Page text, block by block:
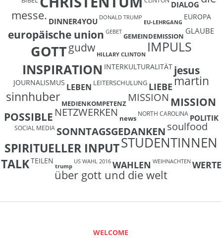
DIALOG
messe. DINNER4YOU DONALD TRUMP
EU-LEHRGANG
EUROPA
europäische union GEBET GEMEINDEMISSION
GLAUBE
GOTTgudw HILLARY CLINTON IMPULS
INSPIRATION INTERKULTURALITÄT jesus
JOURNALISMUS LEBEN LEITERSCHULUNG LIEBEmartin
sinnhuber MEDIENKOMPETENZ MISSION MISSION
POSSIBLE NETZWERKEN news
NORTH CAROLINA POLITIK
SOCIAL MEDIA SONNTAGSGEDANKENsoulfood
SPIRITUELLER INPUTSTUDENTINNEN
TALKTEILEN
trump
US WAHL 2016 WAHLEN WEIHNACHTEN WERTE
über gott und die welt
WELCOME